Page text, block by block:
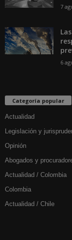
7
6
Categoría popular
Actualidad
Legislación y
Opinión
Abogados y
Actualidad / Colombia
Colombia
Actualidad / Chile